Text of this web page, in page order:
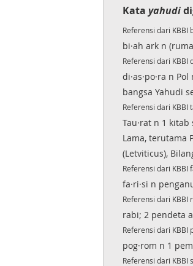
Kata yahudi
Referensi dari KBBI
bi·ah ark n
Referensi dari KBBI
di·as·po·ra n
bangsa Yahudi
Referensi dari KBBI
Tau·rat n 1
Lama, terutama
(Letviticus),
Referensi dari KBBI
fa·ri·si n
Referensi dari KBBI
rabi; 2 pendeta
Referensi dari KBBI
pog·rom n 1
Referensi dari KBBI